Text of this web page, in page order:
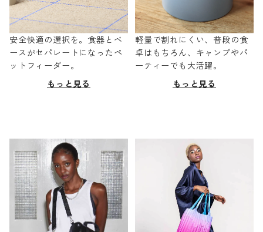
安全快適の選択を。食器とベ
ースがセパレートになったペ
ットフィーダー。
もっと見る
軽量で割れにくい、普段の食
卓はもちろん、キャンプやパ
ーティーでも大活躍。
もっと見る